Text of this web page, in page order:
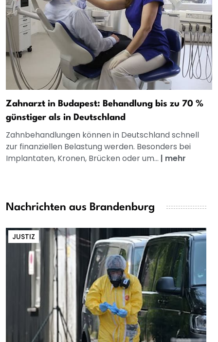
Zahnarzt in Budapest: Behandlung bis zu 70 %
günstiger als in Deutschland
Zahnbehandlungen können in Deutschland schnell
zur finanziellen Belastung werden. Besonders bei
Implantaten, Kronen, Brücken oder um... | mehr
Nachrichten aus Brandenburg
JUSTIZ